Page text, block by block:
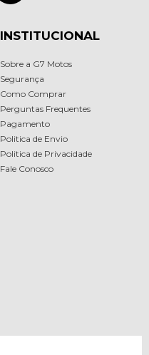
INSTITUCIONAL
Sobre a G7 Motos
Segurança
Como Comprar
Perguntas Frequentes
Pagamento
Politica de Envio
Politica de Privacidade
Fale Conosco